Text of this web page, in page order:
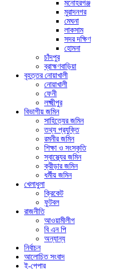
মনোহরগঞ্জ
মুরাদনগর
মেঘনা
লাকসাম
সদর দক্ষিণ
হোমনা
চাঁদপুর
ব্রাহ্মণবাড়িয়া
বৃহত্তর নোয়াখালী
নোয়াখালী
ফেনী
লক্ষ্মীপুর
বিভাগীয় জমিন
সাহিত্যের জমিন
তথ্য প্রযুক্তি
রমনীর জমিন
শিক্ষা ও সংস্কৃতি
স্বাস্থ্যের জমিন
ক্রীড়ার জমিন
ধর্মীয় জমিন
খেলাধুলা
ক্রিকেট
ফুটবল
রাজনীতি
আওয়ামীলীগ
বি এন পি
অন্যান্য
নির্বাচন
আলোচিত সংবাদ
ই-পেপার